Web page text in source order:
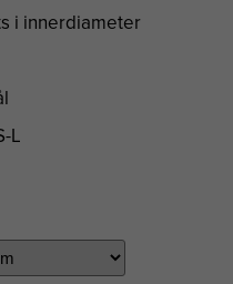
i innerdiameter
L